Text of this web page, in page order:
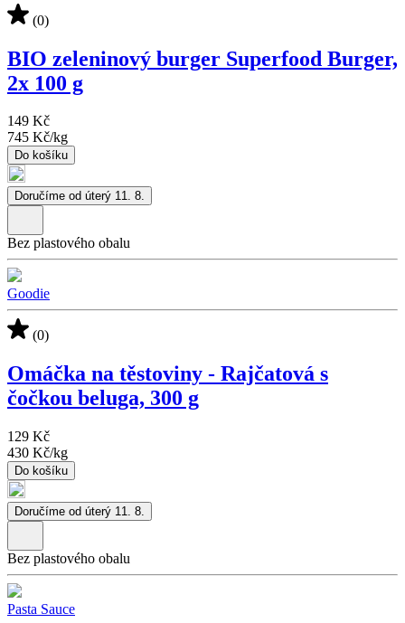
(0)
BIO zeleninový burger Superfood Burger,
2x 100 g
149 Kč
745 Kč/kg
Do košíku
Doručíme od úterý 11. 8.
Bez plastového obalu
Goodie
(0)
Omáčka na těstoviny - Rajčatová s
čočkou beluga, 300 g
129 Kč
430 Kč/kg
Do košíku
Doručíme od úterý 11. 8.
Bez plastového obalu
Pasta Sauce